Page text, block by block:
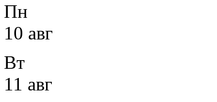
Пн
10 авг
Вт
11 авг